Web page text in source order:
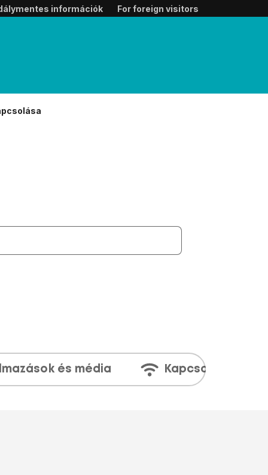
információk For foreign visitors
és média Kapcsolatok